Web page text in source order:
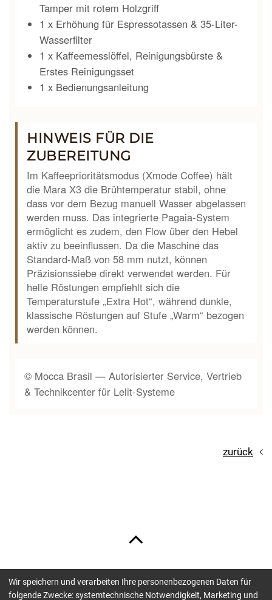
Tamper mit rotem Holzgriff
1 x Erhöhung für Espressotassen & 35-Liter-
Wasserfilter
1 x Kaffeemesslöffel, Reinigungsbürste &
Erstes Reinigungsset
1 x Bedienungsanleitung
HINWEIS FÜR DIE
ZUBEREITUNG
Im Kaffeeprioritätsmodus (Xmode Coffee) hält
die Mara X3 die Brühtemperatur stabil, ohne
dass vor dem Bezug manuell Wasser abgelassen
werden muss. Das integrierte Pagaia-System
ermöglicht es zudem, den Flow über den Hebel
aktiv zu beeinflussen. Da die Maschine das
Standard-Maß von 58 mm nutzt, können
Präzisionssiebe direkt verwendet werden. Für
helle Röstungen empfiehlt sich die
Temperaturstufe „Extra Hot“, während dunkle,
klassische Röstungen auf Stufe „Warm“ bezogen
werden können.
© Mocca Brasil — Autorisierter Service, Vertrieb
& Technikcenter für Lelit-Systeme
zurück
Unsere Zahlungsmöglichkeiten sind:
Wir speichern und verarbeiten Ihre personenbezogenen Daten für
folgende Zwecke: systemtechnische Notwendigkeit, Marketing und